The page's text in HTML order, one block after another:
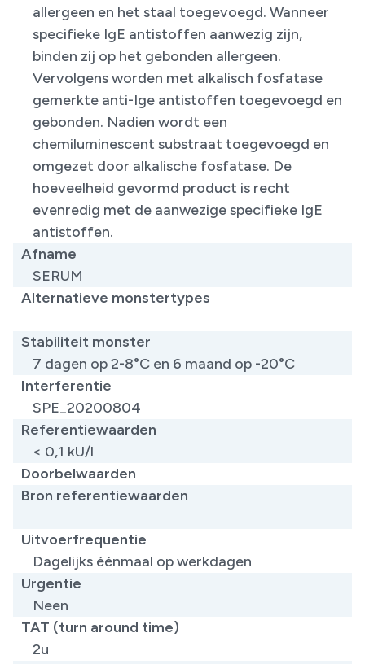
allergeen en het staal toegevoegd. Wanneer
specifieke IgE antistoffen aanwezig zijn,
binden zij op het gebonden allergeen.
Vervolgens worden met alkalisch fosfatase
gemerkte anti-Ige antistoffen toegevoegd en
gebonden. Nadien wordt een
chemiluminescent substraat toegevoegd en
omgezet door alkalische fosfatase. De
hoeveelheid gevormd product is recht
evenredig met de aanwezige specifieke IgE
antistoffen.
Afname
SERUM
Alternatieve monstertypes
Stabiliteit monster
7 dagen op 2-8°C en 6 maand op -20°C
Interferentie
SPE_20200804
Referentiewaarden
< 0,1 kU/l
Doorbelwaarden
Bron referentiewaarden
Uitvoerfrequentie
Dagelijks éénmaal op werkdagen
Urgentie
Neen
TAT (turn around time)
2u